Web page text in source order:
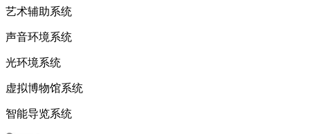
艺术辅助系统
声音环境系统
光环境系统
虚拟博物馆系统
智能导览系统